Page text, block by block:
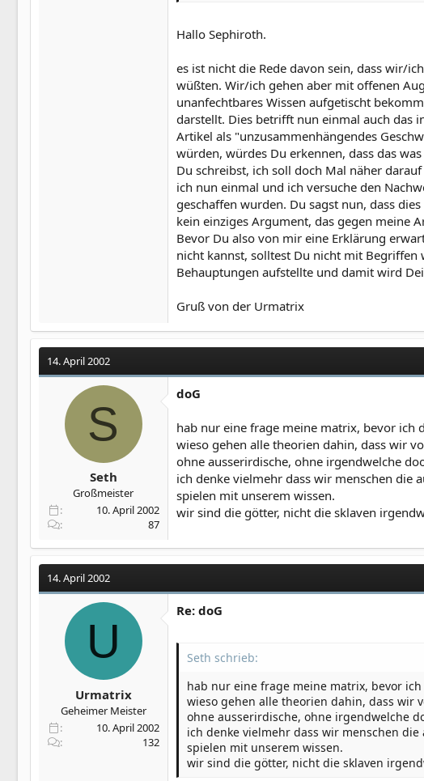
Hallo Sephiroth.
es ist nicht die Rede davon sein, dass wir/
wüßten. Wir/ich gehen aber mit offenen
unanfechtbares Wissen aufgetischt
darstellt. Dies betrifft nun einmal auch das
Artikel als "unzusammenhängendes
würden, würdes Du erkennen, dass das
Du schreibst, ich soll doch Mal näher
ich nun einmal und ich versuche den
geschaffen wurden. Du sagst nun, dass
kein einziges Argument, das gegen meine
Bevor Du also von mir eine Erklärung
nicht kannst, solltest Du nicht mit Begriffen
Behauptungen aufstellte und damit wird
Gruß von der Urmatrix
14. April 2002
S
Seth
Großmeister
10. April 2002
87
doG
hab nur eine frage meine matrix, bevor ich
wieso gehen alle theorien dahin, dass wir
ohne ausserirdische, ohne irgendwelche
ich denke vielmehr dass wir menschen die
spielen mit unserem wissen.
wir sind die götter, nicht die sklaven
14. April 2002
U
Urmatrix
Geheimer Meister
10. April 2002
132
Re: doG
Seth schrieb:
hab nur eine frage meine matrix, bevor
wieso gehen alle theorien dahin, dass wir
ohne ausserirdische, ohne irgendwelche
ich denke vielmehr dass wir menschen
spielen mit unserem wissen.
wir sind die götter, nicht die sklaven